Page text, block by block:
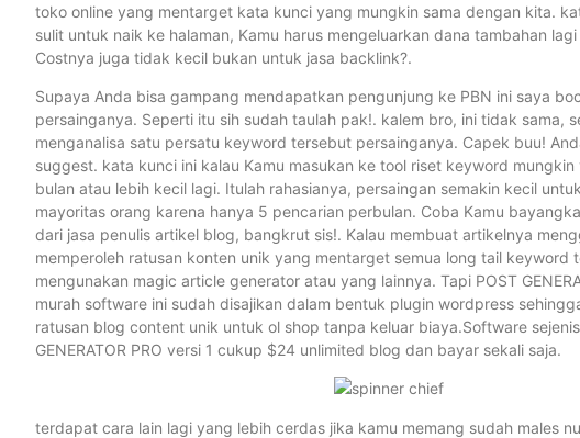
toko online yang mentarget kata kunci yang mungkin sama dengan kita.
sulit untuk naik ke halaman, Kamu harus mengeluarkan dana tambahan
Costnya juga tidak kecil bukan untuk jasa backlink?.
Supaya Anda bisa gampang mendapatkan pengunjung ke PBN ini saya
persainganya. Seperti itu sih sudah taulah pak!. kalem bro, ini tidak sama,
menganalisa satu persatu keyword tersebut persainganya. Capek buu!
suggest. kata kunci ini kalau Kamu masukan ke tool riset keyword
bulan atau lebih kecil lagi. Itulah rahasianya, persaingan semakin kecil
mayoritas orang karena hanya 5 pencarian perbulan. Coba Kamu
dari jasa penulis artikel blog, bangkrut sis!. Kalau membuat artikelnya
memperoleh ratusan konten unik yang mentarget semua long tail keyword
mengunakan magic article generator atau yang lainnya. Tapi POST
murah software ini sudah disajikan dalam bentuk plugin wordpress
ratusan blog content unik untuk ol shop tanpa keluar biaya.Software
GENERATOR PRO versi 1 cukup $24 unlimited blog dan bayar sekali saja.
terdapat cara lain lagi yang lebih cerdas jika kamu memang sudah males